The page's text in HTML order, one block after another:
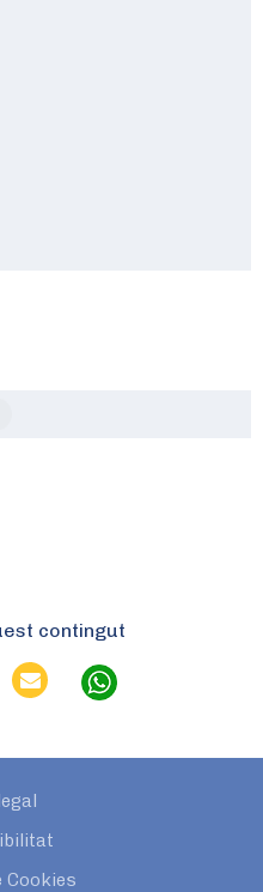
contingut
Cookies